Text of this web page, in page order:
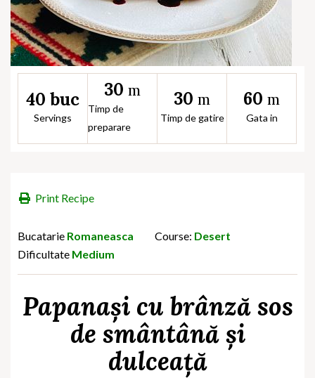
40 buc
Servings
30 m
Timp de
preparare
30 m
Timp de gatire
60 m
Gata in
Print Recipe
Bucatarie Romaneasca Course: Desert
Dificultate Medium
Papanași cu brânză sos
de smântână și
dulceață